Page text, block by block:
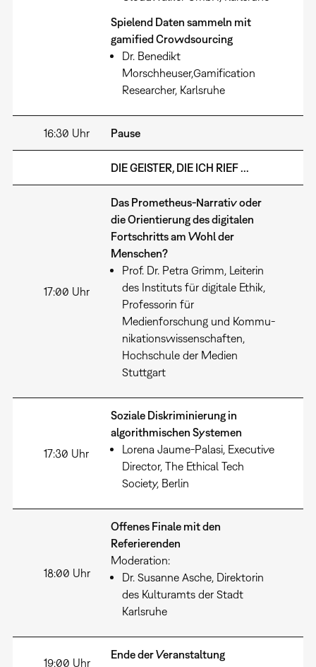
Spielend Daten sammeln mit
gamified Crowdsourcing
Dr. Benedikt
Morschheuser,Gamification
Researcher, Karlsruhe
16:30 Uhr Pause
DIE GEISTER, DIE ICH RIEF ...
17:00 Uhr
Das Prometheus-Narrativ oder
die Orientierung des digitalen
Fortschritts am Wohl der
Menschen?
Prof. Dr. Petra Grimm, Leiterin
des Instituts für digitale Ethik,
Professorin für
Medienforschung und Kommu-
nikationswissenschaften,
Hochschule der Medien
Stuttgart
17:30 Uhr
Soziale Diskriminierung in
algorithmischen Systemen
Lorena Jaume-Palasi, Executive
Director, The Ethical Tech
Society, Berlin
18:00 Uhr
Offenes Finale mit den
Referierenden
Moderation:
Dr. Susanne Asche, Direktorin
des Kulturamts der Stadt
Karlsruhe
19:00 Uhr
Ende der Veranstaltung